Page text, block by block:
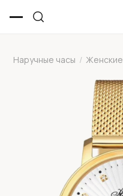
Наручные часы / Женские